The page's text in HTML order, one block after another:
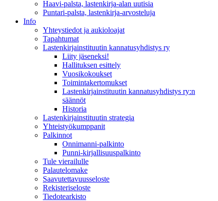
Haavi-palsta, lastenkirja-alan uutisia
Puntari-palsta, lastenkirja-arvosteluja
Info
Yhteystiedot ja aukioloajat
Tapahtumat
Lastenkirjainstituutin kannatusyhdistys ry
Liity jäseneksi!
Hallituksen esittely
Vuosikokoukset
Toimintakertomukset
Lastenkirjainstituutin kannatusyhdistys ry:n
säännöt
Historia
Lastenkirjainstituutin strategia
Yhteistyökumppanit
Palkinnot
Onnimanni-palkinto
Punni-kirjallisuuspalkinto
Tule vierailulle
Palautelomake
Saavutettavuusseloste
Rekisteriseloste
Tiedotearkisto